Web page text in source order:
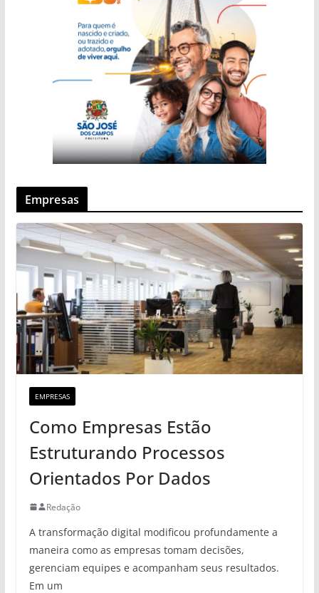
Empresas
EMPRESAS
Como Empresas Estão
Estruturando Processos
Orientados Por Dados
Redação
A transformação digital modificou profundamente a
maneira como as empresas tomam decisões,
gerenciam equipes e acompanham seus resultados.
Em um